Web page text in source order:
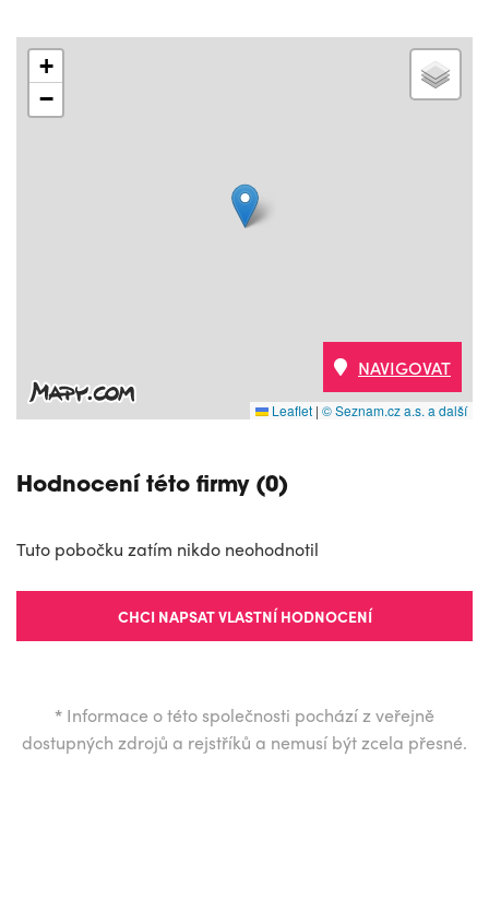
+
−
Leaflet | © Seznam.cz a.s. a další
NAVIGOVAT
Hodnocení této firmy (0)
Tuto pobočku zatím nikdo neohodnotil
CHCI NAPSAT VLASTNÍ HODNOCENÍ
* Informace o této společnosti pochází z veřejně
dostupných zdrojů a rejstříků a nemusí být zcela přesné.